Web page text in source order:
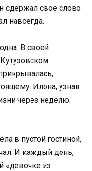
сдержал свое слово
навсегда.
В своей
Илона, узнав
через неделю,
в пустой гостиной,
И каждый день,
«девочке из